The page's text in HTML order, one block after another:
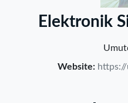
‌Elektronik
Website: